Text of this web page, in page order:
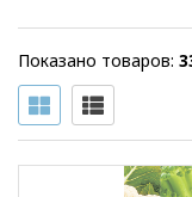
Показано товаров: